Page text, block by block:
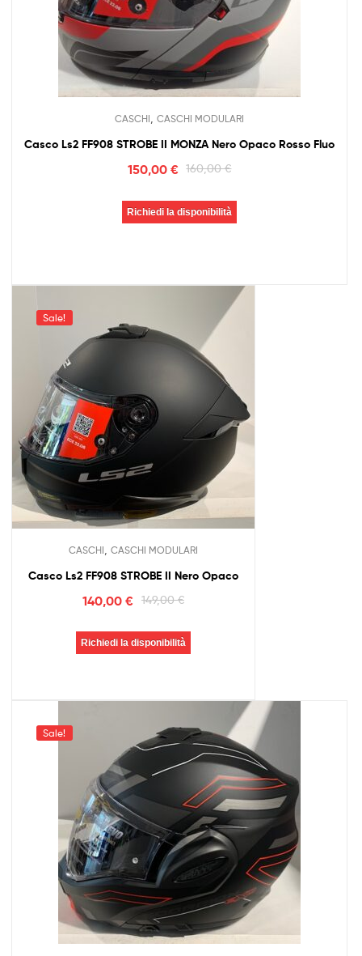
CASCHI CASCHI MODULARI
Casco Ls2 FF908 STROBE II MONZA Nero Opaco Rosso Fluo
160,00€
150,00 €
Richiedi la disponibilità
Sale!
CASCHI CASCHI MODULARI
Casco Ls2 FF908 STROBE II Nero Opaco
149,00€
140,00€
Richiedi la disponibilità
Sale!